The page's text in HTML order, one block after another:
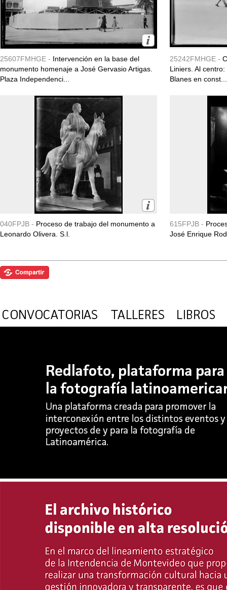
25607FMHGE - Intervención en la base del
monumento homenaje a José Gervasio Artigas.
Plaza Independenci...
25242FMHGE -
Liniers. Al
Blanes en const...
040FPJB - Proceso de trabajo del monumento a
Leonardo Olivera. S.l.
615FPJB -
José Enrique